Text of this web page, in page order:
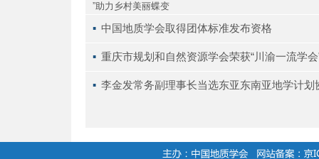
”助力乡村美丽蝶变
▪ 中国地质学会取得团体标准发布资格
▪ 重庆市规划和自然资源学会荣获“川渝一流学会
▪ 李金发常务副理事长当选东亚东南亚地学计